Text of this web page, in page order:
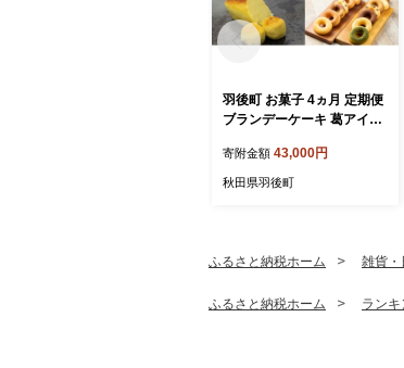
羽後町 お菓子 4ヵ月 定期便
ブランデーケーキ 葛アイス
ーナツ 【 菓子 スイーツ ケ
ーキ アイス 焼菓子 スイー
寄附金額 43,000円
秋田県羽後町
ふるさと納税ホーム 雑貨・
ふるさと納税ホーム ランキ